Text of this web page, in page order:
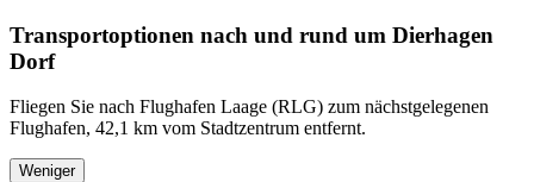
Transportoptionen nach und rund um Dierhagen
Dorf
Fliegen Sie nach Flughafen Laage (RLG) zum nächstgelegenen
Flughafen, 42,1 km vom Stadtzentrum entfernt.
Weniger